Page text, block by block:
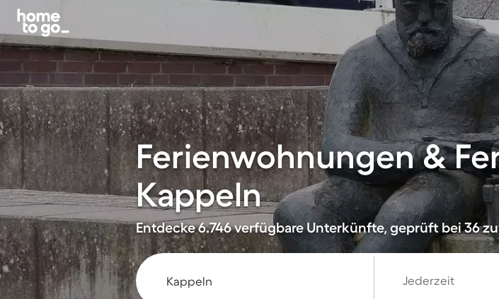
Ferienwohnungen &
Kappeln
Entdecke 6.746 verfügbare Unterkünfte, geprüft bei 36
Jederzeit